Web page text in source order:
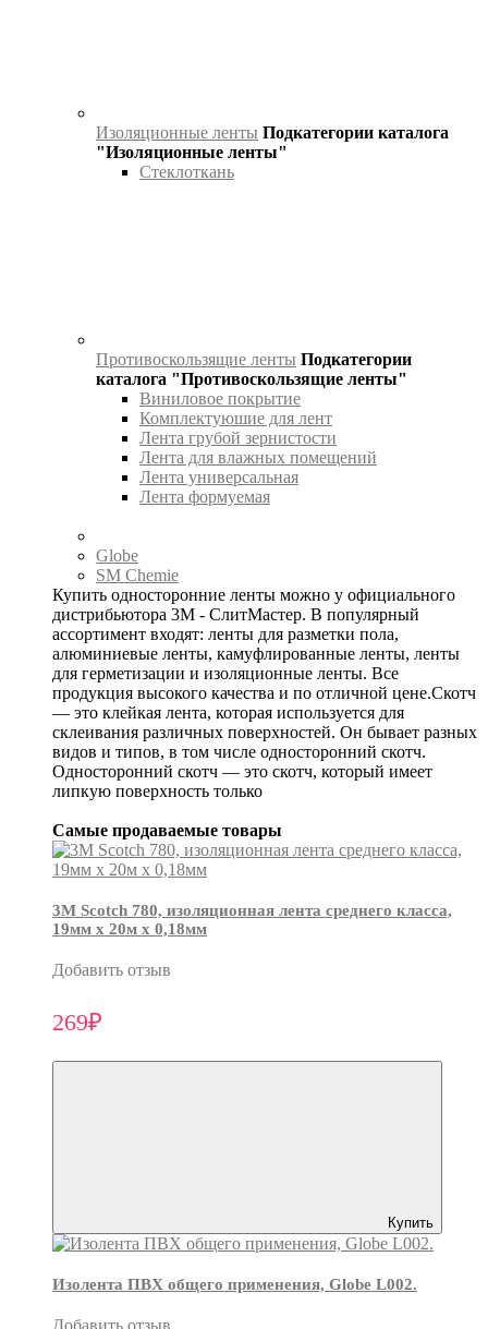
Изоляционные ленты Подкатегории каталога
"Изоляционные ленты"
Стеклоткань
Противоскользящие ленты Подкатегории
каталога "Противоскользящие ленты"
Виниловое покрытие
Комплектуюшие для лент
Лента грубой зернистости
Лента для влажных помещений
Лента универсальная
Лента формуемая
Globe
SM Chemie
Купить односторонние ленты можно у официального
дистрибьютора 3М - СлитМастер. В популярный
ассортимент входят: ленты для разметки пола,
алюминиевые ленты, камуфлированные ленты, ленты
для герметизации и изоляционные ленты. Все
продукция высокого качества и по отличной цене.Скотч
— это клейкая лента, которая используется для
склеивания различных поверхностей. Он бывает разных
видов и типов, в том числе односторонний скотч.
Односторонний скотч — это скотч, который имеет
липкую поверхность только
Самые продаваемые товары
3М Scotch 780, изоляционная лента среднего класса,
19мм х 20м х 0,18мм
Добавить отзыв
269₽
Купить
Изолента ПВХ общего применения, Globe L002.
Добавить отзыв